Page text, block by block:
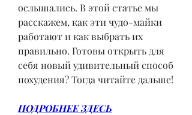
ослышались. В этой статье мы
расскажем, как эти чудо-майки
работают и как выбрать их
правильно. Готовы открыть для
себя новый удивительный способ
похудения? Тогда читайте дальше!
ПОДРОБНЕЕ ЗДЕСЬ